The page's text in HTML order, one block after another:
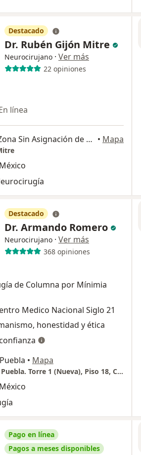
Destacado
Dr. Rubén Gijón Mitre
Neurocirujano · Ver más
22 opiniones
línea
C. 14 Sur 4302, Zona Sin Asignación de Nombre, Puebla • Mapa
Destacado
Dr. Armando Romero
Neurocirujano · Ver más
368 opiniones
de Columna por Mínimia
Medico Nacional Siglo 21
honestidad y ética
• Mapa
Hospital Angeles Puebla. Torre 1 (Nueva), Piso 18, Consultorio 1886. Centro de Neurociencias
Pago en línea
Pagos a meses disponibles